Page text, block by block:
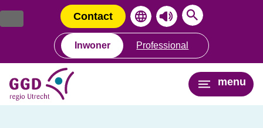
naar
de
naar
de
Contact
Inwoner Professional
menu